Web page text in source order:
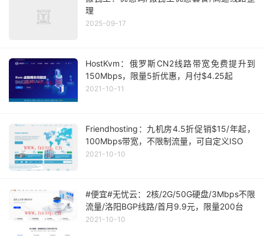
理
2025-09-17
HostKvm：俄罗斯CN2线路带宽免费提升到
150Mbps，限量5折优惠，月付$4.25起
2021-10-11
Friendhosting：九机房4.5折促销$15/年起，
100Mbps带宽，不限制流量，可自定义ISO
2021-10-10
#便宜#无忧云：2核/2G/50G硬盘/3Mbps不限
流量/洛阳BGP线路/首月9.9元，限量200台
2021-10-10